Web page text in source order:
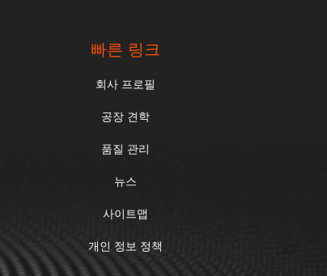
빠른 링크
회사 프로필
공장 견학
품질 관리
뉴스
사이트맵
개인 정보 정책